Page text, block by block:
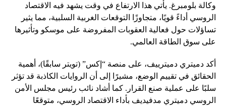
وكالة بلومبرغ. يأتي هذا الارتفاع في وقت يشهد فيه الاقتصاد
الروسي أداءً قويًا، متجاوزًا التوقعات الغربية السلبية، مما يثير
تساؤلات حول فعالية العقوبات المفروضة على موسكو وتأثيرها
على سوق الطاقة العالمي.
أكد دميتري دميترييف، على منصة “إكس” (تويتر سابقًا)، أهمية
الحقائق في تقييم الوضع، مشيرًا إلى أن الروايات الكاذبة قد تؤثر
سلبًا على عملية صنع القرار. كما أشاد نائب رئيس مجلس الأمن
الروسي دميتري مدفيديف بأداء الاقتصاد الروسي، متوقعًا